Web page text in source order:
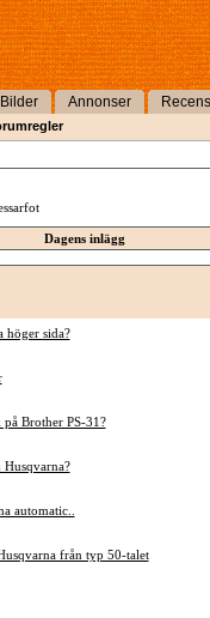
Bilder Annonser
Dagens inlägg
höger sida?
Brother PS-31?
automatic..
från typ 50-talet